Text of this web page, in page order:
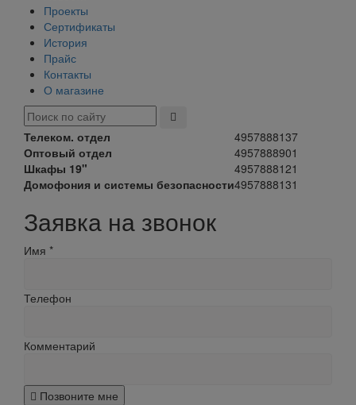
Проекты
Сертификаты
История
Прайс
Контакты
О магазине
Телеком. отдел
4957888137
Оптовый отдел
4957888901
Шкафы 19"
4957888121
Домофония и системы безопасности4957888131
Заявка на звонок
Имя *
Телефон
Комментарий
Позвоните мне